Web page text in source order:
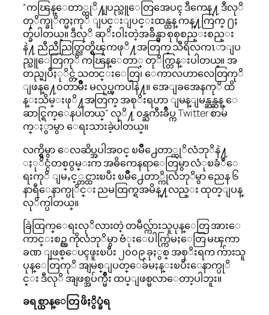
“ကၽြန္ေတာ္တုိ႔ျပည္သူေတြအေပၚ ဒီကေန႔ ဒီလုိ
တုိက္ခုိက္မႈကုိ ျပင္းျပင္းထန္ထန္ ကန္႔ကြက္ ႐ႈ
တ္ခ်ပါတယ္။ ဒီလုိ ဆုိး၀ါးတဲ့အခ်ိန္မွာ စုစုစည္းစည္း
နဲ႔ ညီညီညြတ္ညြတ္ရွိၾကဖုိ႔အတြက္ သီရိလကၤာျပ
ည္သူေတြကုိ ကၽြန္ေတာ္ တုိက္တြန္းပါတယ္။ အ
တည္မျပဳႏုိင္တဲ့သတင္းေတြ၊ ေကာလဟာလေတြကုိ
ျဖန္႔ေ၀တာမ်ိဳး မလုပ္ၾကပါနဲ႔။ အေျခအေနကုိ ထိ
န္းသိမ္းဖုိ႔အတြက္ အစုိးရဟာ ျမန္ျမန္ဆန္ဆန္ ေ
ဆာင္ရြက္ေနပါတယ္” လုိ႔ ၀န္ႀကီးခ်ဳပ္က Twitter စာမ်
က္ႏွာမွာ ေရးသားခဲ့ပါတယ္။
လက္ရွိမွာ ေလဆိပ္အပါအ၀င္ ၿမိဳ႕ေတာ္ကုိလံဘုိနဲ႔
ႏုိင္ငံတစ္၀ွမ္းက အဓိကေနရာေတြမွာ လံုၿခံဳေ
ရးကုိ ျမႇင့္တင္ထားၿပီး ၿမိဳ႕ေတာ္ကိုလံဘုိမွာ ညေန ၆
နာရီေနာက္ပုိင္း ညမထြက္ရအမိန္႔လည္း ထုတ္ျပန္
လုိက္ပါတယ္။
ခြဲထြက္ေရးလုိလားတဲ့ တမီလ္က်ားသူပုန္ေတြ အားေ
ကာင္းစဥ္က ကိုလံဘုိမွာ ဗံုးေပါက္ကြဲမႈေတြ မၾကာ
ခဏ ျဖစ္ေပၚဖူးၿပီး ၂၀၀၉ ခုႏွစ္ အစုိးရက က်ားသူ
ပုန္ေတြကုိ အျမစ္ျပတ္ေခ်မႈန္းၿပီးေနာက္ပုိ
င္း ဒီလုိ အျဖစ္အပ်က္မ်ိဳး ထပ္ျဖစ္မလာေတာ့ပါဘူး။
ခရစ္ယာန္ေတြ ဖိႏွိပ္ခံရ